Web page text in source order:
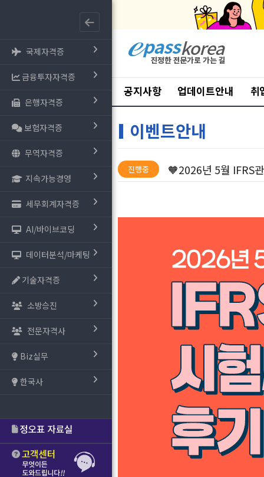
국제자격증
금융투자자격증
은행자격증
보험자격증
무역자격증
지속가능경영
세무회계자격증
AI/바이브코딩
데이터분석/마케팅
기술자격증
소방승진
전문자격사
Biz실무
한국사
공지사항 업데이트안내 취
이벤트안내
진행중 🧡2026년 5월 IFRS